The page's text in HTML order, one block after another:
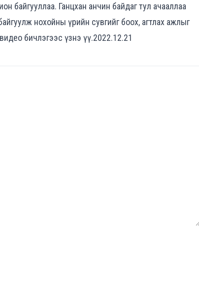
байгууллаа. Ганцхан анчин байдаг тул ачааллаа
нохойны үрийн сувгийг боох, агтлах ажлыг
бичлэгээс үзнэ үү.2022.12.21